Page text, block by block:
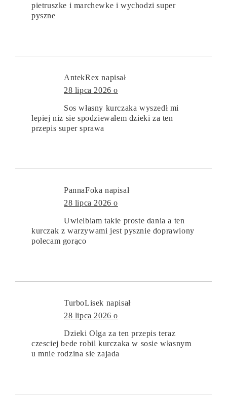
pietruszke i marchewke i wychodzi super
pyszne
AntekRex napisał
28 lipca 2026 o
Sos własny kurczaka wyszedł mi
lepiej niz sie spodziewałem dzieki za ten
przepis super sprawa
PannaFoka napisał
28 lipca 2026 o
Uwielbiam takie proste dania a ten
kurczak z warzywami jest pysznie doprawiony
polecam gorąco
TurboLisek napisał
28 lipca 2026 o
Dzieki Olga za ten przepis teraz
czesciej bede robil kurczaka w sosie własnym
u mnie rodzina sie zajada